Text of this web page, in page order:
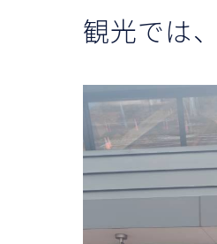
観光では